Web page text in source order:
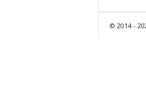
© 2014 -